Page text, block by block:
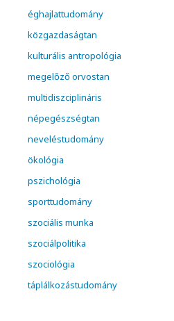
éghajlattudomány
közgazdaságtan
kulturális antropológia
megelőző orvostan
multidiszciplináris
népegészségtan
neveléstudomány
ökológia
pszichológia
sporttudomány
szociális munka
szociálpolitika
szociológia
táplálkozástudomány